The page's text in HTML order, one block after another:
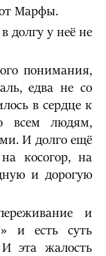
от Марфы.
долгу у неё не
понимания,
едва не со
в сердце к
всем людям,
И долго ещё
косогор, на
и дорогую
и
и есть суть
И эта жалость